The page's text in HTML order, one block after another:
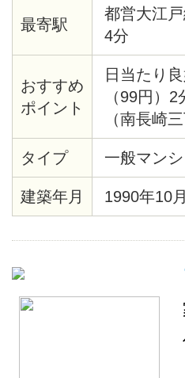
最寄駅
都営大江
4分
おすすめ
ポイント
日当たり
（99円）
（南長崎
き・池袋
タイプ
一般マン
建築年月 1990年10